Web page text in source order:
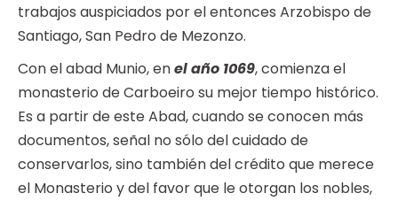
trabajos auspiciados por el entonces Arzobispo de
Santiago, San Pedro de Mezonzo.
Con el abad Munio, enel año 1069, comienza el
monasterio de Carboeiro su mejor tiempo histórico.
Es a partir de este Abad, cuando se conocen más
documentos, señal no sólo del cuidado de
conservarlos, sino también del crédito que merece
el Monasterio y del favor que le otorgan los nobles,